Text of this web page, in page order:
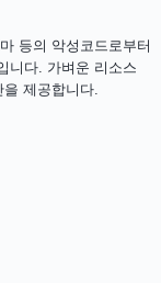
등의 악성코드로부터
니다. 가벼운 리소스
제공합니다.